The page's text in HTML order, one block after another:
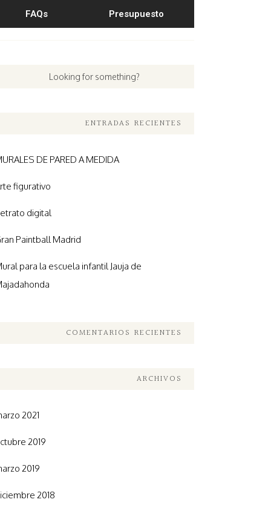
FAQs Presupuesto
ENTRADAS RECIENTES
DE PARED A MEDIDA
figurativo
digital
Paintball Madrid
para la escuela infantil Jauja de
COMENTARIOS RECIENTES
ARCHIVOS
2021
2019
2019
2018